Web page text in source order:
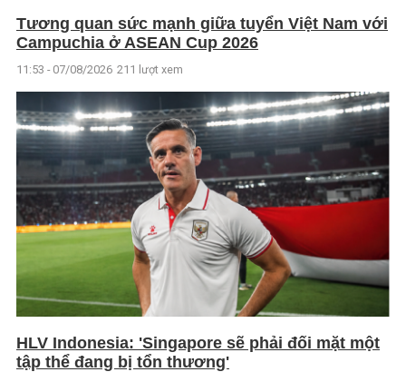
Tương quan sức mạnh giữa tuyển Việt Nam với
Campuchia ở ASEAN Cup 2026
11:53 - 07/08/2026 211 lượt xem
HLV Indonesia: 'Singapore sẽ phải đối mặt một
tập thể đang bị tổn thương'